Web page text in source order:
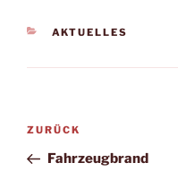
KATEGORIEN
AKTUELLES
Beitragsnavigation
Vorheriger
Beitrag
ZURÜCK
Fahrzeugbrand